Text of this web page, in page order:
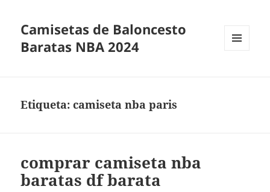
Camisetas de Baloncesto
Baratas NBA 2024
Etiqueta:camiseta nba paris
comprar camiseta nba
baratas df barata